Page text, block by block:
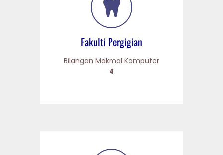
Fakulti Pergigian
Bilangan Makmal Komputer
4